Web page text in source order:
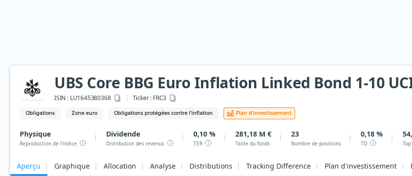
UBS Core BBG Euro Inflation Linked Bond 1-10
ISIN :LU1645380368 Ticker : FRC3
Obligations Zone euro Obligations protégées contre l'inflation Plan d'investissement
Physique
Reproduction de l'indice
Dividende
Distribution des revenus
0,10 %
TER
281,18 M €
Taille du fonds
23
Nombre de positions
0,18 %
TD
Aperçu Graphique Allocation Analyse Distributions Tracking Difference Plan d'investissement